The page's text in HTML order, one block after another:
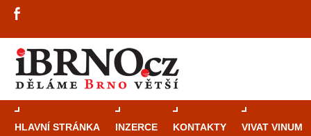
HLAVNÍ STRÁNKA INZERCE KONTAKTY VIVAT VINUM